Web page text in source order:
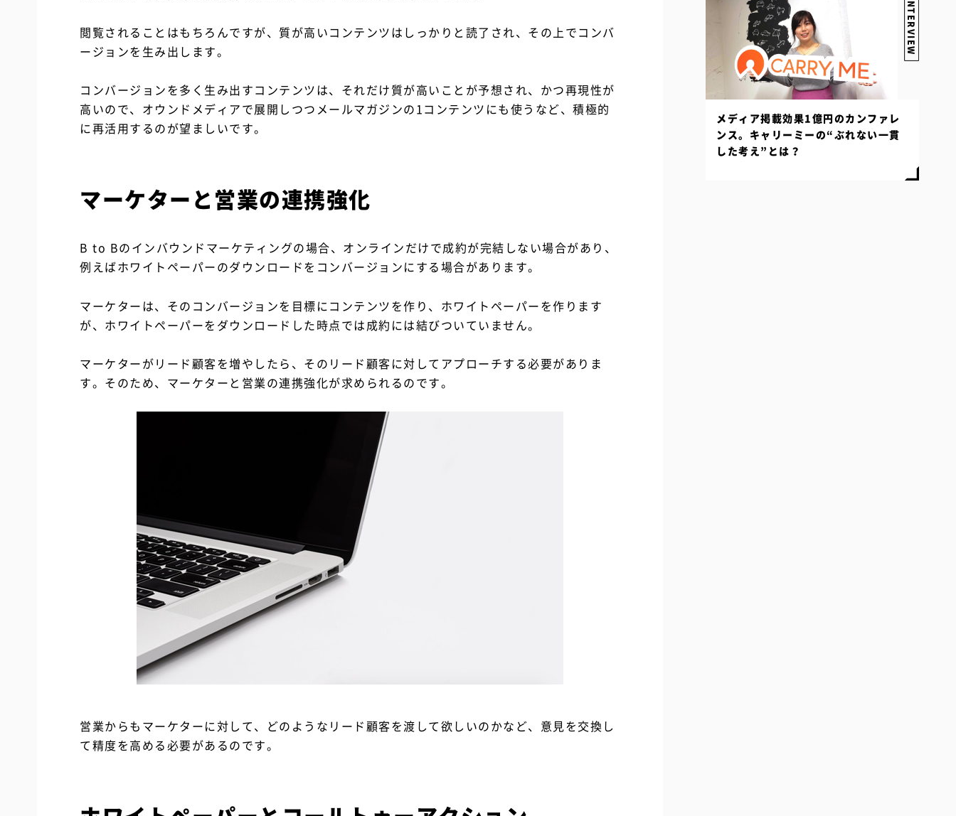
閲覧されることはもちろんですが、質が高いコンテンツはしっかりと読了され、その上でコンバ
ージョンを生み出します。
コンバージョンを多く生み出すコンテンツは、それだけ質が高いことが予想され、かつ再現性が
高いので、オウンドメディアで展開しつつメールマガジンの1コンテンツにも使うなど、積極的
に再活用するのが望ましいです。
マーケターと営業の連携強化
B to Bのインバウンドマーケティングの場合、オンラインだけで成約が完結しない場合があり、
例えばホワイトペーパーのダウンロードをコンバージョンにする場合があります。
マーケターは、そのコンバージョンを目標にコンテンツを作り、ホワイトペーパーを作ります
が、ホワイトペーパーをダウンロードした時点では成約には結びついていません。
マーケターがリード顧客を増やしたら、そのリード顧客に対してアプローチする必要がありま
す。そのため、マーケターと営業の連携強化が求められるのです。
営業からもマーケターに対して、どのようなリード顧客を渡して欲しいのかなど、意見を交換し
て精度を高める必要があるのです。
INTERVIEW
メディア掲載効果1億円のカンファレ
ンス。キャリーミーの“ぶれない一貫
した考え”とは？